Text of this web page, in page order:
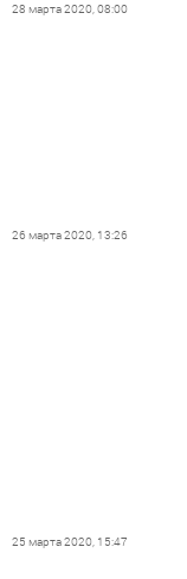
28 марта 2020, 08:00
26 марта 2020, 13:26
25 марта 2020, 15:47